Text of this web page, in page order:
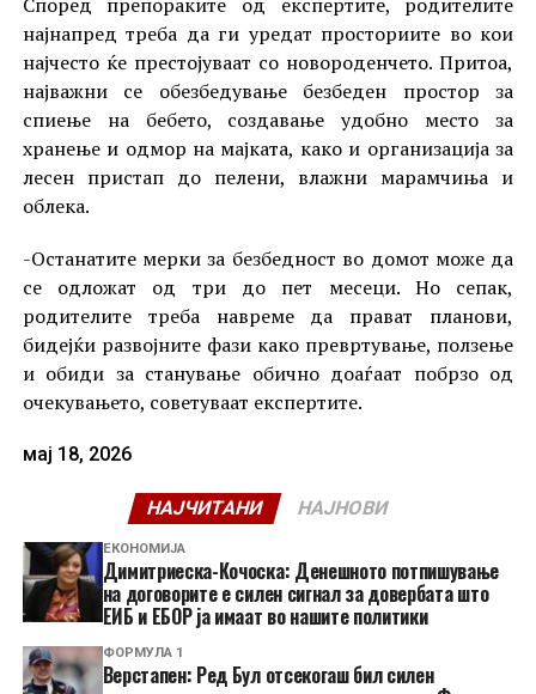
најнапред треба да ги уредат просториите во кои
најчесто ќе престојуваат со новороденчето. Притоа,
најважни се обезбедување безбеден простор за
спиење на бебето, создавање удобно место за
хранење и одмор на мајката, како и организација за
лесен пристап до пелени, влажни марамчиња и
облека.
-Останатите мерки за безбедност во домот може да
се одложат од три до пет месеци. Но сепак,
родителите треба навреме да прават планови,
бидејќи развојните фази како превртување, ползење
и обиди за станување обично доаѓаат побрзо од
очекувањето, советуваат експертите.
мај 18, 2026
НАЈЧИТАНИ НАЈНОВИ
ЕКОНОМИЈА
Димитриеска-Кочоска: Денешното потпишување
на договорите е силен сигнал за довербата што
ЕИБ и ЕБОР ја имаат во нашите политики
ФОРМУЛА 1
Верстапен: Ред Бул отсекогаш бил силен